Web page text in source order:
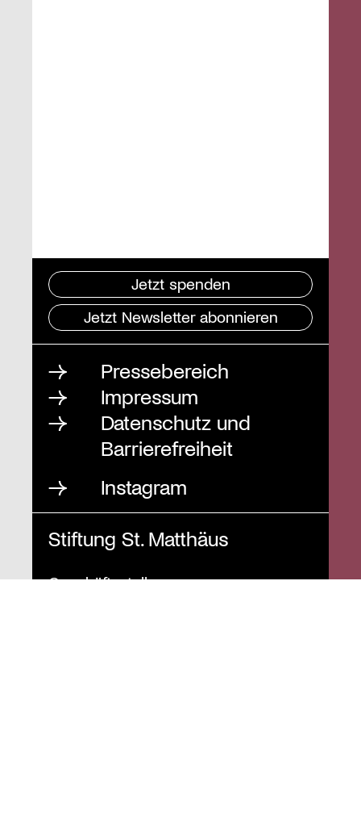
Jetzt spenden
Jetzt Newsletter abonnieren
Pressebereich
Impressum
Datenschutz und
Barrierefreiheit
Instagram
Stiftung St. Matthäus
Geschäftsstelle